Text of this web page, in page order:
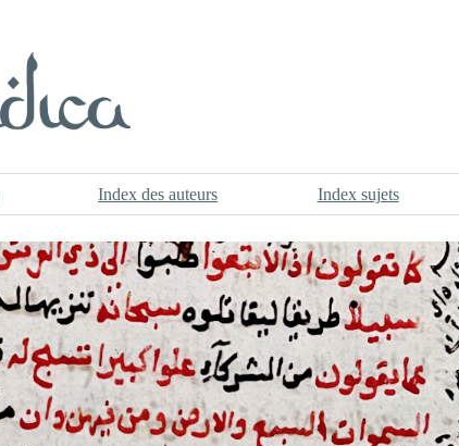
Index des auteurs Index sujets